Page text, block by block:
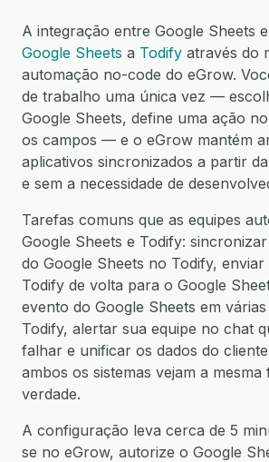
A integração entre Google Sheets
Google Sheets a Todify através do
automação no-code do eGrow.
de trabalho uma única vez —
Google Sheets, define uma ação
os campos — e o eGrow mantém
aplicativos sincronizados a partir
e sem a necessidade de
Tarefas comuns que as equipes
Google Sheets e Todify:
do Google Sheets no Todify,
Todify de volta para o Google
evento do Google Sheets em
Todify, alertar sua equipe no chat
falhar e unificar os dados do
ambos os sistemas vejam a mesma
verdade.
A configuração leva cerca de 5
se no eGrow, autorize o Google